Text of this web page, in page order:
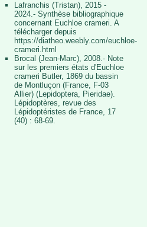
Lafranchis (Tristan), 2015 -
2024.- Synthèse bibliographique
concernant Euchloe crameri. A
télécharger depuis
https://diatheo.weebly.com/euchloe-
crameri.html
Brocal (Jean-Marc), 2008.- Note
sur les premiers états d'Euchloe
crameri Butler, 1869 du bassin
de Montluçon (France, F-03
Allier) (Lepidoptera, Pieridae).
Lépidoptères, revue des
Lépidoptéristes de France, 17
(40) : 68-69.